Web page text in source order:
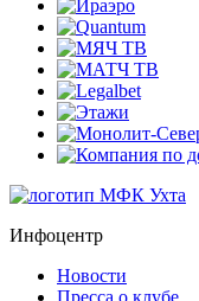
Инфоцентр
Новости
Пресса о клубе